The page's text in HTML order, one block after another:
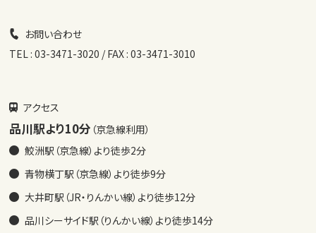
お問い合わせ
TEL : 03-3471-3020 / FAX : 03-3471-3010
アクセス
品川駅より10分 （京急線利用）
鮫洲駅（京急線）より徒歩2分
青物横丁駅（京急線）より徒歩9分
大井町駅（JR・りんかい線）より徒歩12分
品川シーサイド駅（りんかい線）より徒歩14分